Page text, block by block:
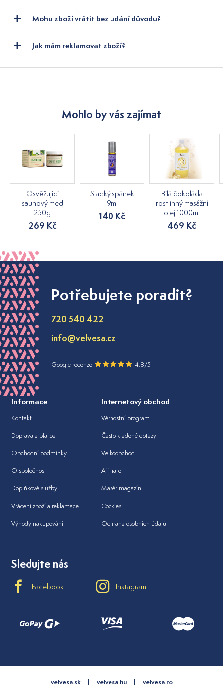
Mohu zboží vrátit bez udání důvodu?
Jak mám reklamovat zboží?
Mohlo by vás zajímat
Osvěžující
saunový med
250g
269 Kč
Sladký spánek
9ml
140 Kč
Bílá čokoláda
rostlinný masážní
olej 1000ml
469 Kč
Potřebujete poradit?
720 540 422
info@velvesa.cz
Google recenze 4.8/5
Informace
Kontakt
Doprava a platba
Obchodní podmínky
O společnosti
Doplňkové služby
Vrácení zboží a reklamace
Výhody nakupování
Internetový obchod
Věrnostní program
Často kladené dotazy
Velkoobchod
Affiliate
Masér magazín
Cookies
Ochrana osobních údajů
Sledujte nás
Facebook Instagram
velvesa.sk velvesa.hu velvesa.ro